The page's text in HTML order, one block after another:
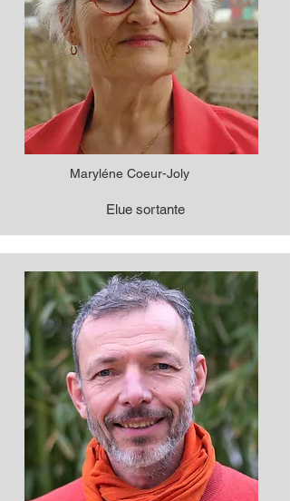
Maryléne Coeur-Joly
Elue sortante